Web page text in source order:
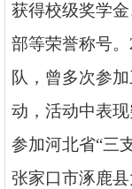
获得校级奖学
部等荣誉称号
队，曾多次参
动，活动中表
参加河北省“三
张家口市涿鹿